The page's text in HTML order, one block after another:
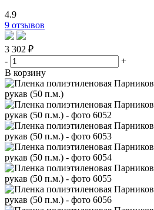
4.9
9 отзывов
3 302 ₽
-
+
В корзину